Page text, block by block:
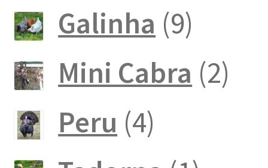
Galinha 99
Mini Cabra 22
Peru 44